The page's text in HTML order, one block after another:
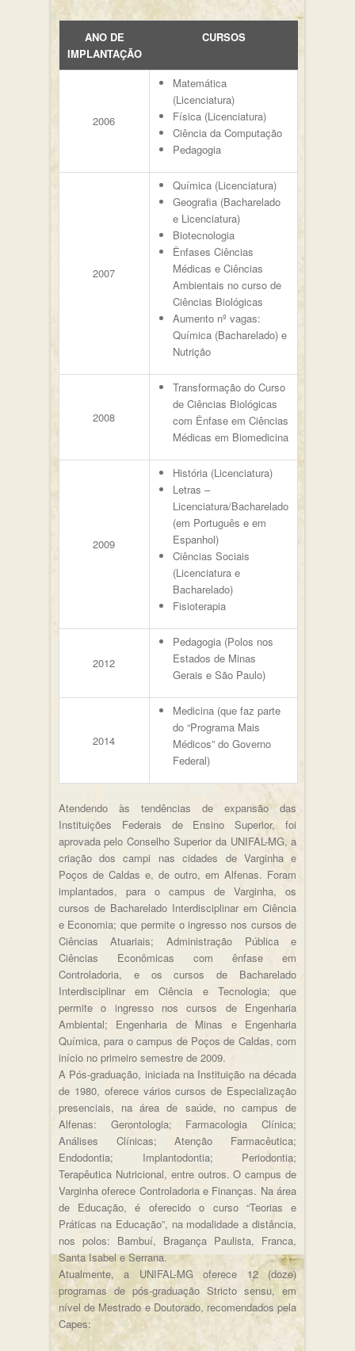
ANO DE
IMPLANTAÇÃO
CURSOS
2006
Matemática
(Licenciatura)
Física (Licenciatura)
Ciência da Computação
Pedagogia
2007
Química (Licenciatura)
Geografia (Bacharelado
e Licenciatura)
Biotecnologia
Ênfases Ciências
Médicas e Ciências
Ambientais no curso de
Ciências Biológicas
Aumento nº vagas:
Química (Bacharelado) e
Nutrição
2008
Transformação do Curso
de Ciências Biológicas
com Ênfase em Ciências
Médicas em Biomedicina
2009
História (Licenciatura)
Letras –
Licenciatura/Bacharelado
(em Português e em
Espanhol)
Ciências Sociais
(Licenciatura e
Bacharelado)
Fisioterapia
2012
Pedagogia (Polos nos
Estados de Minas
Gerais e São Paulo)
2014
Medicina (que faz parte
do “Programa Mais
Médicos” do Governo
Federal)
Atendendo às tendências de expansão das
Instituições Federais de Ensino Superior, foi
aprovada pelo Conselho Superior da UNIFAL-MG, a
criação dos campi nas cidades de Varginha e
Poços de Caldas e, de outro, em Alfenas. Foram
implantados, para o campus de Varginha, os
cursos de Bacharelado Interdisciplinar em Ciência
e Economia; que permite o ingresso nos cursos de
Ciências Atuariais; Administração Pública e
Ciências Econômicas com ênfase em
Controladoria, e os cursos de Bacharelado
Interdisciplinar em Ciência e Tecnologia; que
permite o ingresso nos cursos de Engenharia
Ambiental; Engenharia de Minas e Engenharia
Química, para o campus de Poços de Caldas, com
início no primeiro semestre de 2009.
A Pós-graduação, iniciada na Instituição na década
de 1980, oferece vários cursos de Especialização
presenciais, na área de saúde, no campus de
Alfenas: Gerontologia; Farmacologia Clínica;
Análises Clínicas; Atenção Farmacêutica;
Endodontia; Implantodontia; Periodontia;
Terapêutica Nutricional, entre outros. O campus de
Varginha oferece Controladoria e Finanças. Na área
de Educação, é oferecido o curso “Teorias e
Práticas na Educação”, na modalidade a distância,
nos polos: Bambuí, Bragança Paulista, Franca,
Santa Isabel e Serrana.
Atualmente, a UNIFAL-MG oferece 12 (doze)
programas de pós-graduação Stricto sensu, em
nível de Mestrado e Doutorado, recomendados pela
Capes: